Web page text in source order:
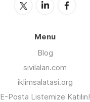
Menu
Blog
sivilalan.com
iklimsalatasi.org
E-Posta Listemize Katılın!